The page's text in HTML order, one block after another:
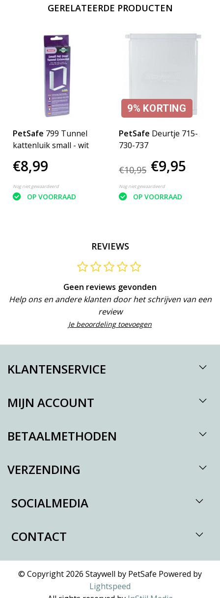
GERELATEERDE PRODUCTEN
PetSafe 799 Tunnel
kattenluik small - wit
€8,99
Nog niet gewaardeerd
OP VOORRAAD
9% KORTING
PetSafe Deurtje 715-
730-737
€10,95 €9,95
Nog niet gewaardeerd
OP VOORRAAD
REVIEWS
Geen reviews gevonden
Help ons en andere klanten door het schrijven van een
review
Je beoordeling toevoegen
KLANTENSERVICE
MIJN ACCOUNT
BETAALMETHODEN
VERZENDING
SOCIALMEDIA
CONTACT
© Copyright 2026 Staywell by PetSafe Powered by
Lightspeed